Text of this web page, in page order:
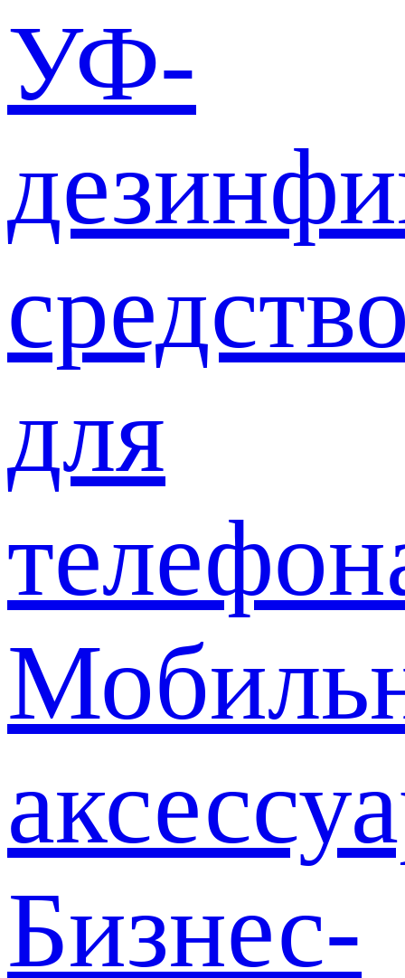
УФ-
для
Бизнес-